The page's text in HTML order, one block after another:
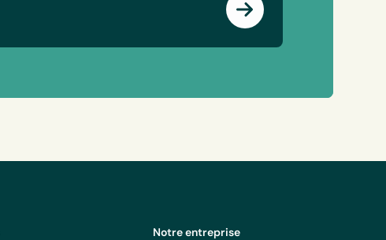
Notre entreprise